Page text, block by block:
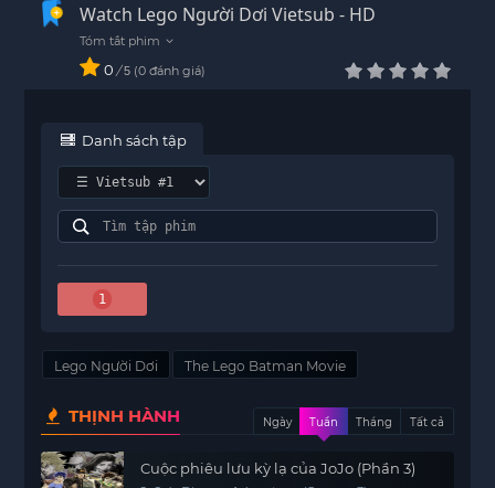
Watch Lego Người Dơi Vietsub - HD
0 / 5 0 đánh giá
Danh sách tập
1
Lego Người Dơi The Lego Batman Movie
THỊNH HÀNH Ngày Tuần Tháng Tất cả
Cuộc phiêu lưu kỳ lạ của JoJo (Phần 3)